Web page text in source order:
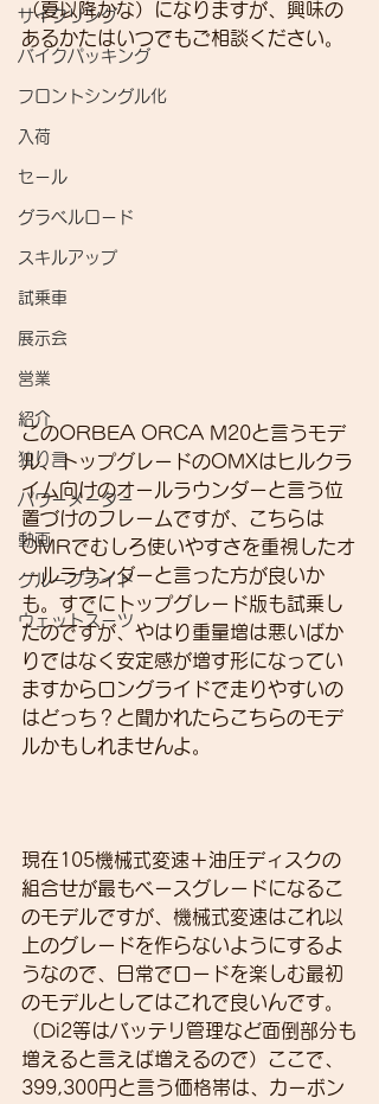
サイクリング
バイクパッキング
フロントシングル化
入荷
セール
グラベルロード
スキルアップ
試乗車
展示会
営業
紹介
独り言
パワーメーター
動画
グループライド
ウェットスーツ
（夏以降かな）になりますが、興味の
あるかたはいつでもご相談ください。
このORBEA ORCA M20と言うモデ
ル、トップグレードのOMXはヒルクラ
イム向けのオールラウンダーと言う位
置づけのフレームですが、こちらは
OMRでむしろ使いやすさを重視したオ
ールラウンダーと言った方が良いか
も。すでにトップグレード版も試乗し
たのですが、やはり重量増は悪いばか
りではなく安定感が増す形になってい
ますからロングライドで走りやすいの
はどっち？と聞かれたらこちらのモデ
ルかもしれませんよ。
現在105機械式変速＋油圧ディスクの
組合せが最もベースグレードになるこ
のモデルですが、機械式変速はこれ以
上のグレードを作らないようにするよ
うなので、日常でロードを楽しむ最初
のモデルとしてはこれで良いんです。
（Di2等はバッテリ管理など面倒部分も
増えると言えば増えるので）ここで、
399,300円と言う価格帯は、カーボン